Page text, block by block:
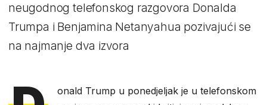
neugodnog telefonskog razgovora Donalda
Trumpa i Benjamina Netanyahua pozivajući se
na najmanje dva izvora
onald Trump u ponedjeljak je u telefonskom